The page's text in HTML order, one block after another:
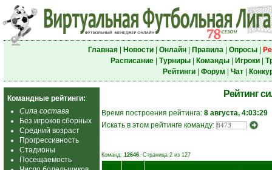
Главная| Новости| Онлайн| Правила| Опросы|
Расписание| Турниры| Команды| Игроки|
Рейтинги| Форум Чат|
Командные рейтинги:
Сила состава
Без игроков сборных
Средний возраст
Прогрессивность
Стадионы
Посещаемость
Рейтинг
Время построения рейтинга: 8 августа, 4:03:29
Искать в этом рейтинге команду:
Команд: 12646. Страница 2 из 127